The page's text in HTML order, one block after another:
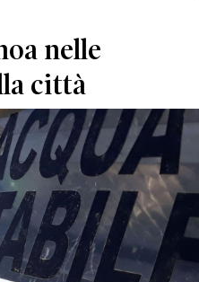
nelle
città